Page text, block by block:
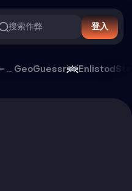
搜索作弊 登入
Oxide Survival - Rust Mobile GeoGuessr Enlistod